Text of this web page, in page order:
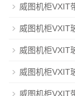
威图机柜VXIT
威图机柜VXIT
威图机柜VXIT
威图机柜VXIT
威图机柜VXIT